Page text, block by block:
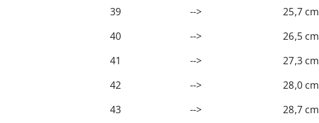
39 --> 25,7 cm
40 --> 26,5 cm
41 --> 27,3 cm
42 --> 28,0 cm
43 --> 28,7 cm